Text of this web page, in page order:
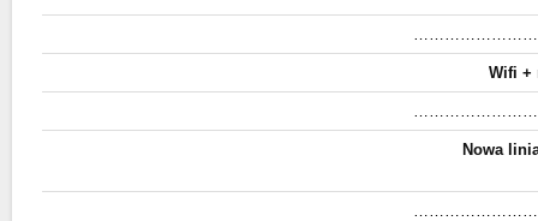
Wifi +
Nowa